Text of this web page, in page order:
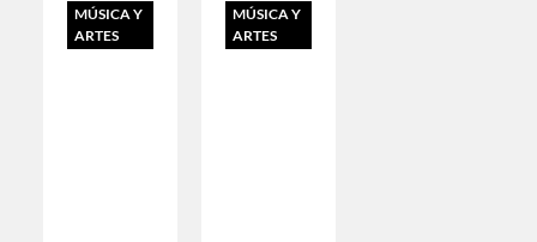
MÚSICA Y
ARTES
MÚSICA Y
ARTES